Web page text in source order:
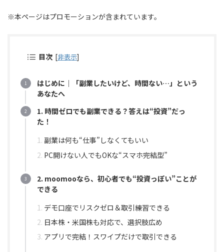
※本ページはプロモーションが含まれています。
目次 [非表示]
はじめに｜「副業したいけど、時間ない…」という
あなたへ
1. 時間ゼロでも副業できる？答えは“投資”だっ
た！
副業は何も“仕事”しなくてもいい
PC開けない人でもOKな“スマホ完結型”
2. moomooなら、初心者でも“投資っぽい”ことが
できる
デモ口座でリスクゼロ＆取引練習できる
日本株・米国株も対応で、選択肢広め
アプリで完結！スワイプだけで取引できる